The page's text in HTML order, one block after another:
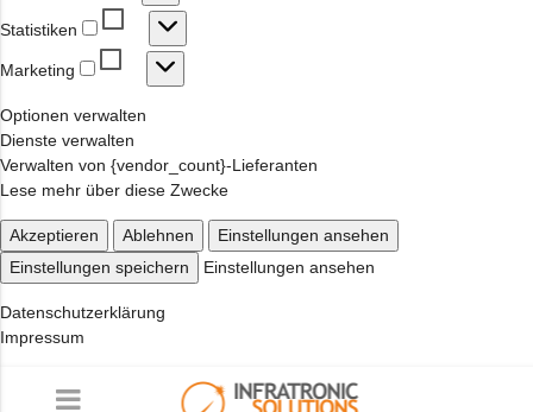
Statistiken
Statistiken
Marketing
Marketing
Optionen verwalten
Dienste verwalten
Verwalten von {vendor_count}-Lieferanten
Lese mehr über diese Zwecke
Akzeptieren Ablehnen
Einstellungen ansehen
Einstellungen speichern
Einstellungen ansehen
Datenschutzerklärung
Impressum